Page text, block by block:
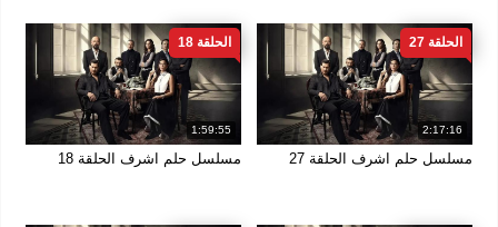
2:17:16
الحلقة 27
مسلسل حلم اشرف الحلقة 27
1:59:55
الحلقة 18
مسلسل حلم اشرف الحلقة 18